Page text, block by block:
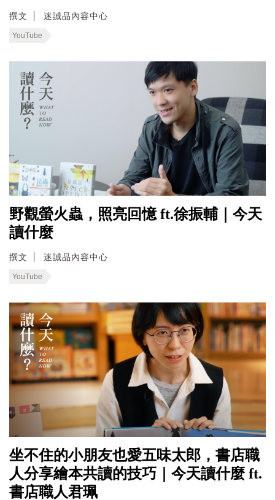
撰文 迷誠品內容中心
YouTube
野觀螢火蟲，照亮回憶 ft.徐振輔｜今天
讀什麼
撰文 迷誠品內容中心
YouTube
坐不住的小朋友也愛五味太郎，書店職
人分享繪本共讀的技巧｜今天讀什麼 ft.
書店職人君珮